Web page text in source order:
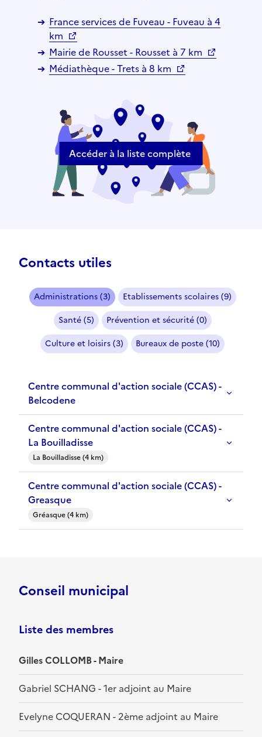
France services de Fuveau - Fuveau à 4
km
Mairie de Rousset - Rousset à 7 km
Médiathèque - Trets à 8 km
Accéder à la liste complète
Contacts utiles
Administrations (3)
Etablissements scolaires (9)
Santé (5)
Prévention et sécurité (0)
Culture et loisirs (3)
Bureaux de poste (10)
Centre communal d'action sociale (CCAS) -
Belcodene
Centre communal d'action sociale (CCAS) -
La Bouilladisse
La Bouilladisse (4 km)
Centre communal d'action sociale (CCAS) -
Greasque
Gréasque (4 km)
Conseil municipal
Liste des membres
Gilles COLLOMB - Maire
Gabriel SCHANG - 1er adjoint au Maire
Evelyne COQUERAN - 2ème adjoint au Maire